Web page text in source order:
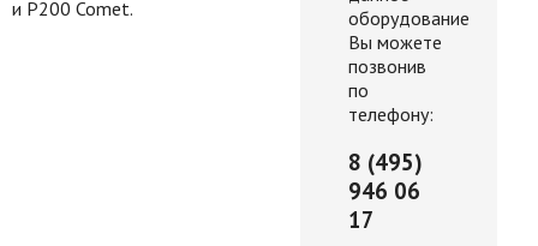
и P200 Comet.
оборудование
Вы можете
позвонив
по
телефону:
8 (495)
946 06
17